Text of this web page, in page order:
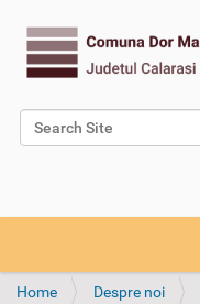
Search Site
Home Despre noi